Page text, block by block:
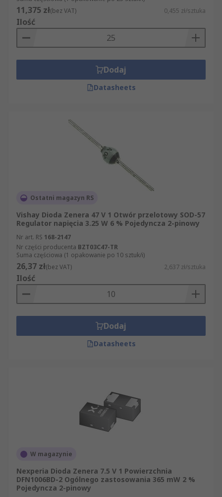
11,375 zł(bez VAT) 0,455 zł/sztuka
Ilość
Dodaj
Datasheets
Ostatni magazyn RS
Vishay Dioda Zenera 47 V 1 Otwór przelotowy SOD-57
Regulator napięcia 3.25 W 6 % Pojedyncza 2-pinowy
Nr art. RS 168-2147
Nr części producenta BZT03C47-TR
Suma częściowa (1 opakowanie po 10 sztuk/i)
26,37 zł(bez VAT) 2,637 zł/sztuka
Ilość
Dodaj
Datasheets
W magazynie
Nexperia Dioda Zenera 7.5 V 1 Powierzchnia
DFN1006BD-2 Ogólnego zastosowania 365 mW 2 %
Pojedyncza 2-pinowy